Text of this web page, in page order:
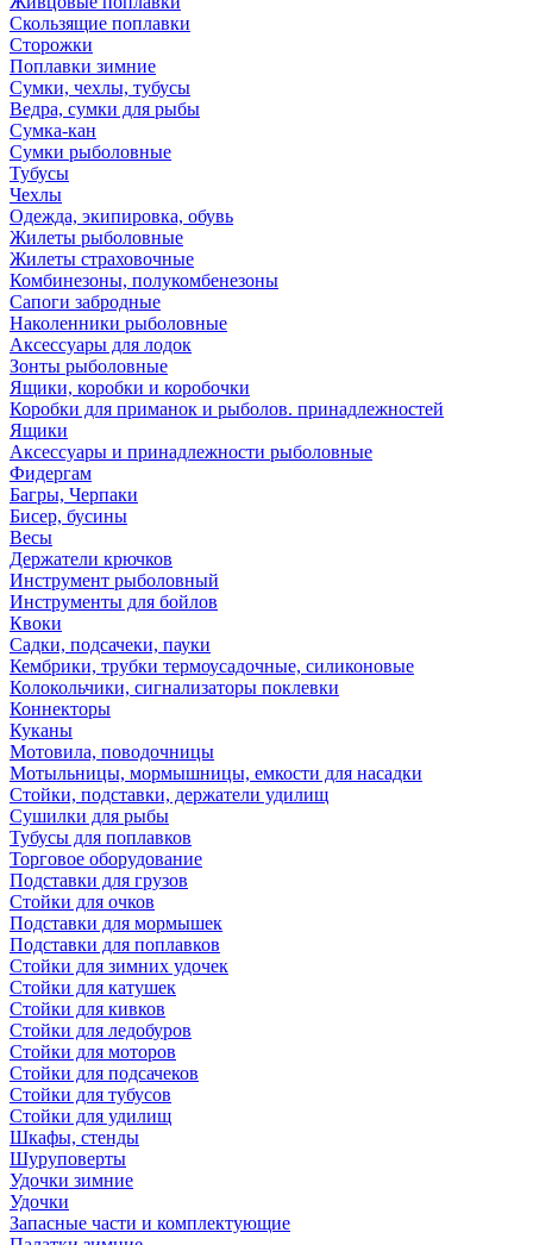
Скользящие поплавки
Сторожки
Поплавки зимние
Сумки, чехлы, тубусы
Ведра, сумки для рыбы
Сумка-кан
Сумки рыболовные
Тубусы
Чехлы
Одежда, экипировка, обувь
Жилеты рыболовные
Жилеты страховочные
Комбинезоны, полукомбенезоны
Сапоги забродные
Наколенники рыболовные
Аксессуары для лодок
Зонты рыболовные
Ящики, коробки и коробочки
Коробки для приманок и рыболов. принадлежностей
Ящики
Аксессуары и принадлежности рыболовные
Фидергам
Багры, Черпаки
Бисер, бусины
Весы
Держатели крючков
Инструмент рыболовный
Инструменты для бойлов
Квоки
Садки, подсачеки, пауки
Кембрики, трубки термоусадочные, силиконовые
Колокольчики, сигнализаторы поклевки
Коннекторы
Куканы
Мотовила, поводочницы
Мотыльницы, мормышницы, емкости для насадки
Стойки, подставки, держатели удилищ
Сушилки для рыбы
Тубусы для поплавков
Торговое оборудование
Подставки для грузов
Стойки для очков
Подставки для мормышек
Подставки для поплавков
Стойки для зимних удочек
Стойки для катушек
Стойки для кивков
Стойки для ледобуров
Стойки для моторов
Стойки для подсачеков
Стойки для тубусов
Стойки для удилищ
Шкафы, стенды
Шуруповерты
Удочки зимние
Удочки
Запасные части и комплектующие